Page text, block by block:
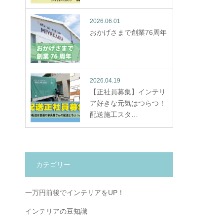
2026.06.01
おかげさまで創業76周年
2026.04.19
【正社員募集】インテリ
ア好きな元気はつらつ！
配送施工スタ…
カテゴリー
一万円前後でインテリアをUP！
インテリアの豆知識